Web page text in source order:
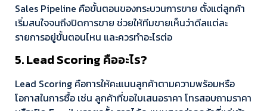
Sales Pipeline คือขั้นตอนของกระบวนการขาย ตั้งแต่ลูกค้า
เริ่มสนใจจนถึงปิดการขาย ช่วยให้ทีมขายเห็นว่าดีลแต่ละ
รายการอยู่ขั้นตอนไหน และควรทำอะไรต่อ
5. Lead Scoring คืออะไร?
Lead Scoring คือการให้คะแนนลูกค้าตามความพร้อมหรือ
โอกาสในการซื้อ เช่น ลูกค้าที่ขอใบเสนอราคา โทรสอบถามราคา